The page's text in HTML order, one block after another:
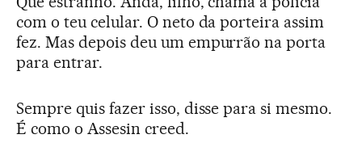
com o teu celular. O neto da porteira assim
fez. Mas depois deu um empurrão na porta
para entrar.
Sempre quis fazer isso, disse para si mesmo.
É como o Assesin creed.